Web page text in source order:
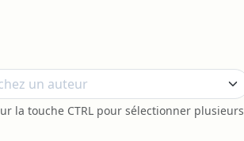
la touche CTRL pour sélectionner plusieurs